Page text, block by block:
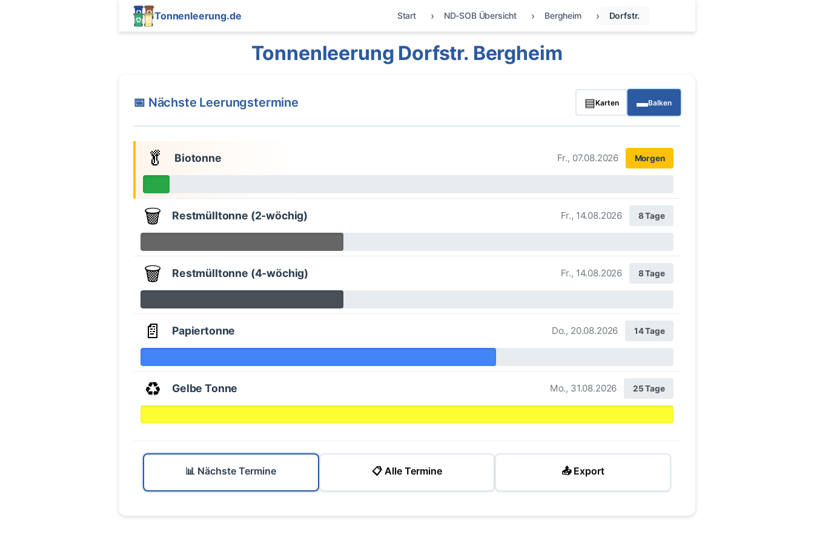
Tonnenleerung.de Start ND-SOB Übersicht Bergheim Dorfstr.
Tonnenleerung Dorfstr. Bergheim
📅 Nächste Leerungstermine ▤Karten ▬Balken
🥬 Biotonne Fr., 07.08.2026 Morgen
🗑️ Restmülltonne (2-wöchig) Fr., 14.08.2026 8 Tage
🗑️ Restmülltonne (4-wöchig) Fr., 14.08.2026 8 Tage
📄 Papiertonne Do., 20.08.2026 14 Tage
♻️ Gelbe Tonne Mo., 31.08.2026 25 Tage
📊 Nächste Termine 📋 Alle Termine 📤 Export